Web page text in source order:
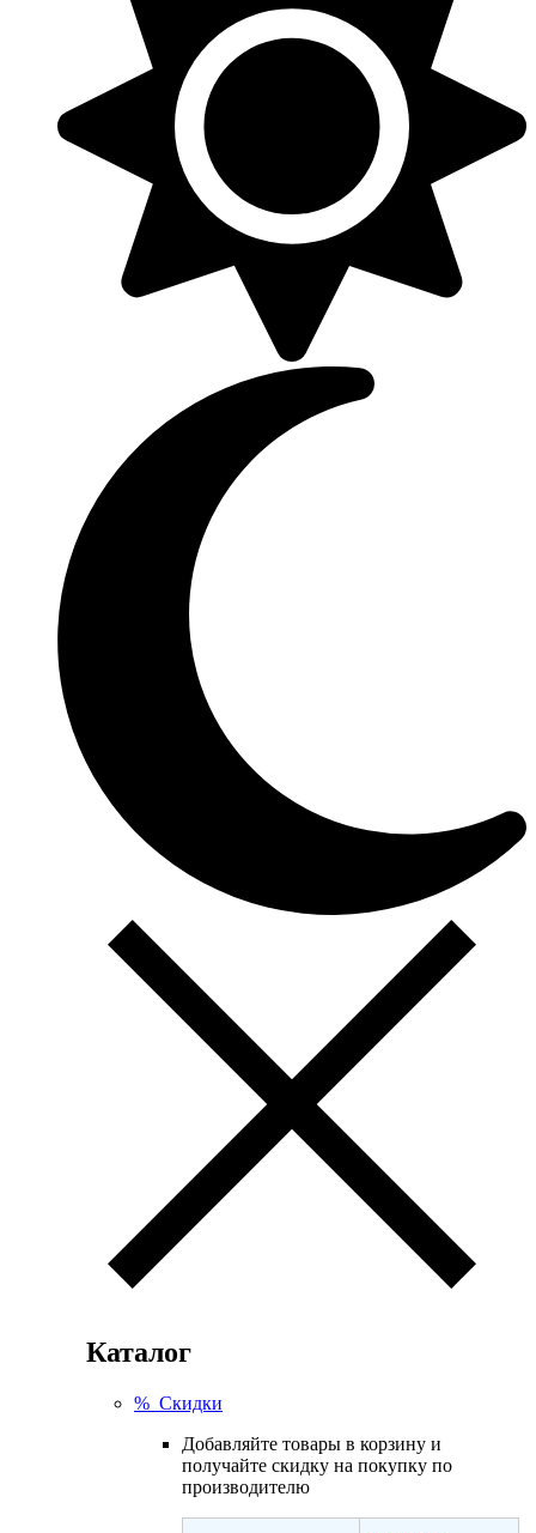
Каталог
% Скидки
Добавляйте товары в корзину и
получайте скидку на покупку по
производителю